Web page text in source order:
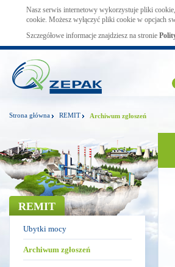
Nasz serwis internetowy wykorzystuje pliki
cookie. Możesz wyłączyć pliki cookie w opcjach
Szczegółowe informacje znajdziesz na stronie
Strona główna REMIT Archiwum zgłoszeń
REMIT
Ubytki mocy
Archiwum zgłoszeń